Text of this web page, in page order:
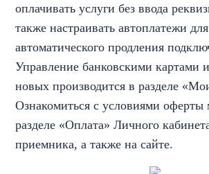
оплачивать услуги без ввода
также настраивать автоплатежи для
автоматического продления
Управление банковскими картами
новых производится в разделе
Ознакомиться с условиями
разделе «Оплата» Личного
приемника, а также на сайте.